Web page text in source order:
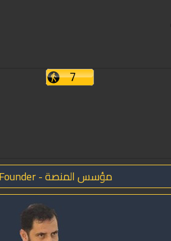
مؤسس المنصة - The Founder